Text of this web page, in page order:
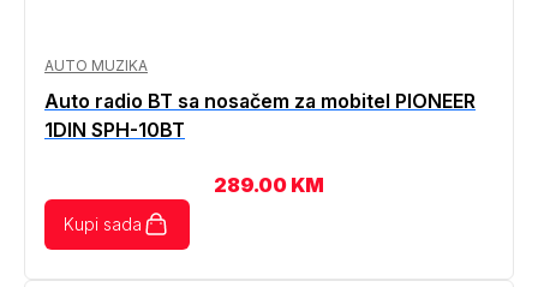
AUTO MUZIKA
Auto radio BT sa nosačem za mobitel PIONEER
1DIN SPH-10BT
289.00 KM
Kupi sada